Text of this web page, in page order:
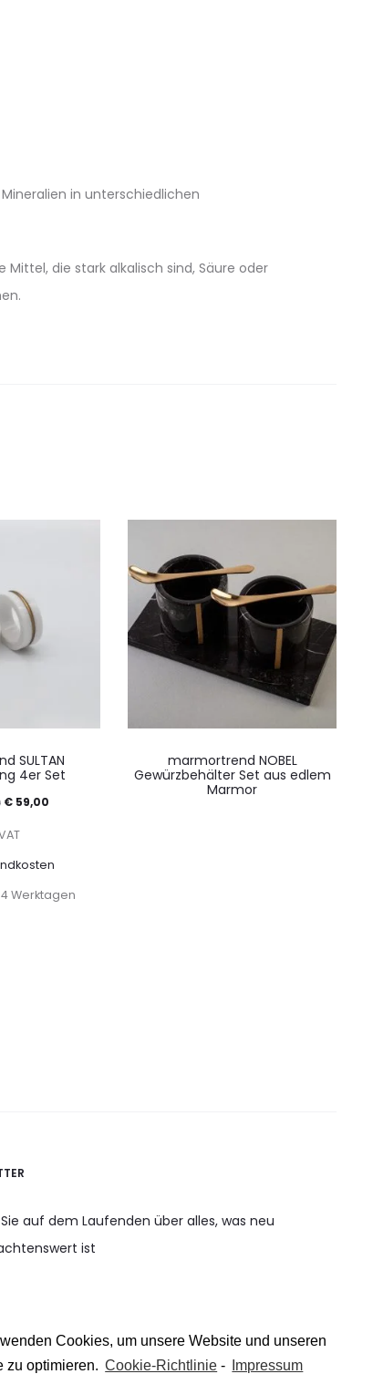
in unterschiedlichen
die stark alkalisch sind, Säure oder
SULTAN
4er Set
Ursprünglicher
Preis
€59,00Aktueller
Werktagen
marmortrend NOBEL
Gewürzbehälter Set aus edlem
Marmor
auf dem Laufenden über alles, was neu
ist
Cookies, um unsere Website und unseren
zu optimieren. Cookie-Richtlinie - Impressum